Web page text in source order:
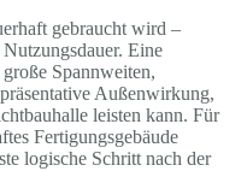
gebraucht wird –
Eine
Spannweiten,
Außenwirkung,
leisten kann. Für
Fertigungsgebäude
logische Schritt nach der